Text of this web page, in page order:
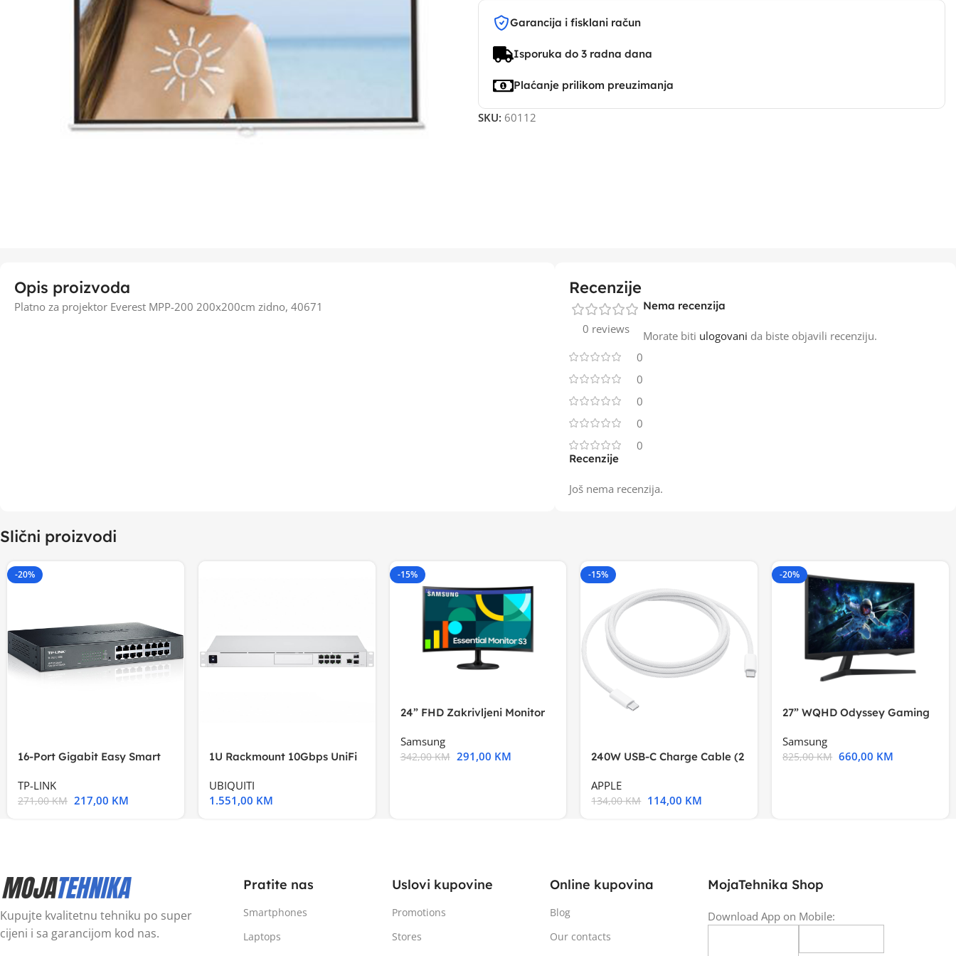
Garancija i fisklani račun
Isporuka do 3 radna dana
Plaćanje prilikom preuzimanja
SKU: 60112
Opis proizvoda
Platno za projektor Everest MPP-200 200x200cm zidno, 40671
Recenzije
0 reviews
0
0
0
0
0
Recenzije
Još nema recenzija.
Nema recenzija
Morate biti ulogovani da biste objavili recenziju.
Slični proizvodi
-20%
16-Port Gigabit Easy Smart
TP-LINK
271,00KM 217,00 KM
1U Rackmount 10Gbps UniFi
UBIQUITI
1.551,00 KM
-15%
24” FHD Zakrivljeni Monitor
Samsung
342,00KM 291,00 KM
-15%
240W USB-C Charge Cable (2
APPLE
134,00KM 114,00 KM
-20%
27” WQHD Odyssey Gaming
Samsung
825,00KM 660,00 KM
Kupujte kvalitetnu tehniku po super
cijeni i sa garancijom kod nas.
Pratite nas
Smartphones
Laptops
Uslovi kupovine
Promotions
Stores
Online kupovina
Blog
Our contacts
MojaTehnika Shop
Download App on Mobile: